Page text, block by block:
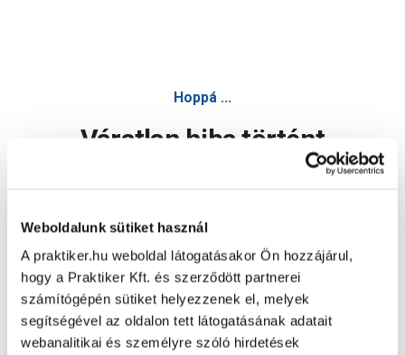
Weboldalunk sütiket használ
A praktiker.hu weboldal látogatásakor Ön hozzájárul,
hogy a Praktiker Kft. és szerződött partnerei
számítógépén sütiket helyezzenek el, melyek
segítségével az oldalon tett látogatásának adatait
webanalitikai és személyre szóló hirdetések
Hoppá ...
Váratlan hiba történt
Oldal újratöltése